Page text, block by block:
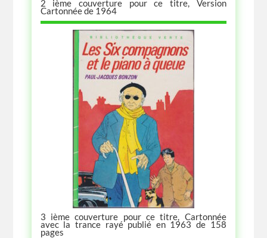
2 ième couverture pour ce titre, Version
Cartonnée de 1964
3 ième couverture pour ce titre, Cartonnée
avec la trance rayé publié en 1963 de 158
pages